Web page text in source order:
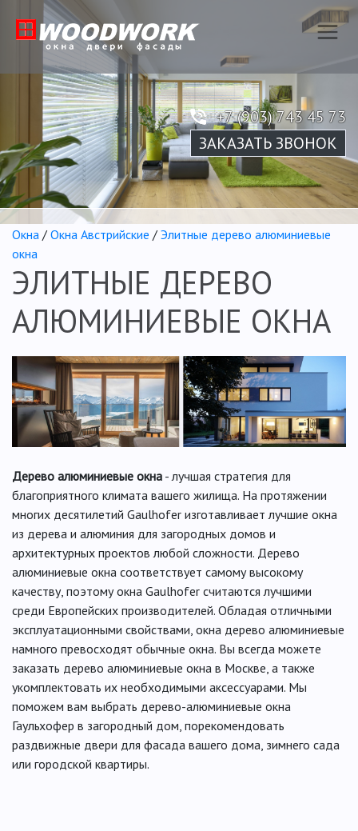
+7 (903) 743 45 73
ЗАКАЗАТЬ ЗВОНОК
Окна / Окна Австрийские / Элитные дерево алюминиевые
окна
ЭЛИТНЫЕ ДЕРЕВО
АЛЮМИНИЕВЫЕ ОКНА
Дерево алюминиевые окна - лучшая стратегия для
благоприятного климата вашего жилища. На протяжении
многих десятилетий Gaulhofer изготавливает лучшие окна
из дерева и алюминия для загородных домов и
архитектурных проектов любой сложности. Дерево
алюминиевые окна соответствует самому высокому
качеству, поэтому окна Gaulhofer считаются лучшими
среди Европейских производителей. Обладая отличными
эксплуатационными свойствами, окна дерево алюминиевые
намного превосходят обычные окна. Вы всегда можете
заказать дерево алюминиевые окна в Москве, а также
укомплектовать их необходимыми аксессуарами. Мы
поможем вам выбрать дерево-алюминиевые окна
Гаульхофер в загородный дом, порекомендовать
раздвижные двери для фасада вашего дома, зимнего сада
или городской квартиры.